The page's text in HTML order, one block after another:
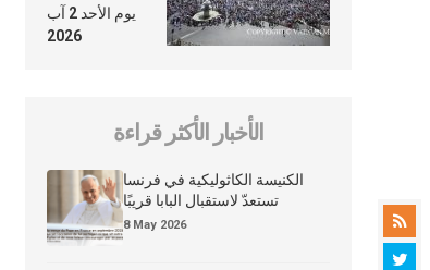
يوم الأحد 2 آب
2026
الأخبار الأكثر قراءة
الكنيسة الكاثوليكية في فرنسا
تستعدّ لاستقبال البابا قريبًا
8 May 2026